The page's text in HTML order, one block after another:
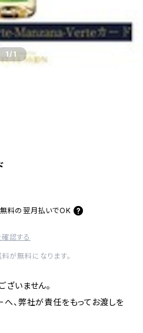
1/1
料の 翌月払いでOK
認する
が無料になります。
いません。
、弊社が責任をもってお渡しを